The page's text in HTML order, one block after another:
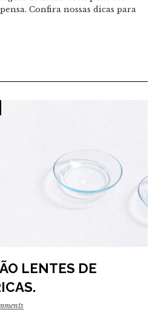
Confira nossas dicas para
LENTES DE